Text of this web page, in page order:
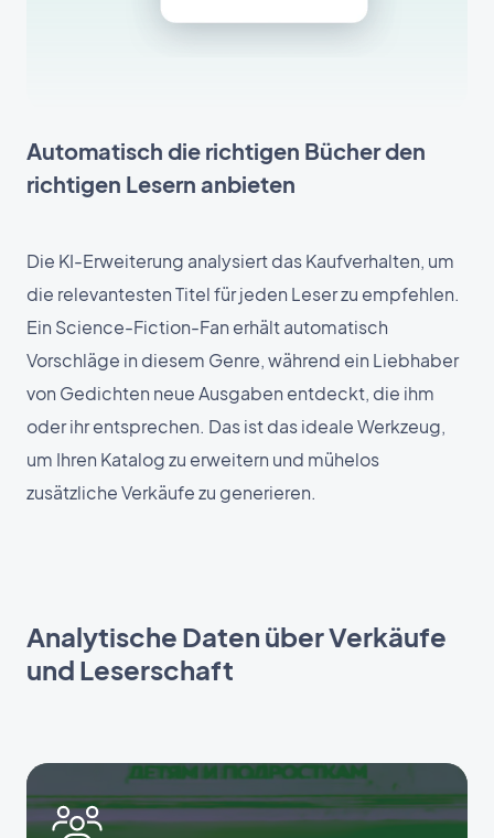
Automatisch die richtigen Bücher den
richtigen Lesern anbieten
Die KI-Erweiterung analysiert das Kaufverhalten, um
die relevantesten Titel für jeden Leser zu empfehlen.
Ein Science-Fiction-Fan erhält automatisch
Vorschläge in diesem Genre, während ein Liebhaber
von Gedichten neue Ausgaben entdeckt, die ihm
oder ihr entsprechen. Das ist das ideale Werkzeug,
um Ihren Katalog zu erweitern und mühelos
zusätzliche Verkäufe zu generieren.
Analytische Daten über Verkäufe
und Leserschaft